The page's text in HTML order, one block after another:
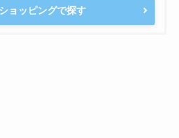
ョッピングで探す